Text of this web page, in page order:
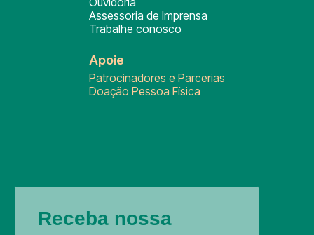
Assessoria de Imprensa
Trabalhe conosco
Apoie
Patrocinadores e Parcerias
Doação Pessoa Física